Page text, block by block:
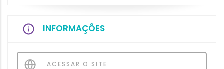
INFORMAÇÕES
ACESSAR O SITE